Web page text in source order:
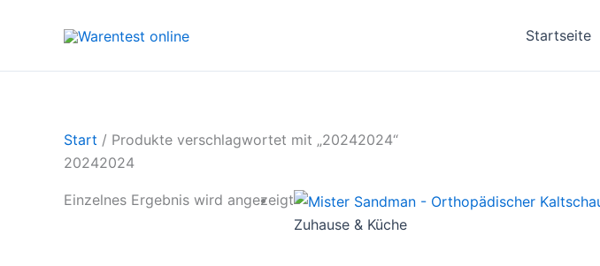
Startseite
Start / Produkte verschlagwortet mit „20242024“
20242024
Einzelnes Ergebnis wird angezeigt
Zuhause & Küche